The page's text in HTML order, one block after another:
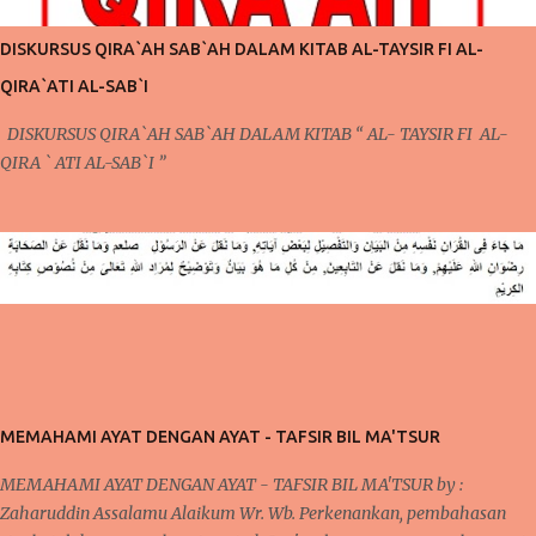
pola pikir yang harus dilakukan setiap saat karena ada niat ingin
berubah, niat ingin berubah menjadi lebih baik inilah yang akan kita
bicarakan kali ini. Poin Kedua ; Taubat dan Konsisten (Po...
DISKURSUS QIRA`AH SAB`AH DALAM KITAB AL-TAYSIR FI AL-
QIRA`ATI AL-SAB`I
DISKURSUS QIRA`AH SAB`AH DALAM KITAB “ AL- TAYSIR FI AL-
QIRA ` ATI AL-SAB`I ”
MEMAHAMI AYAT DENGAN AYAT - TAFSIR BIL MA'TSUR
MEMAHAMI AYAT DENGAN AYAT - TAFSIR BIL MA'TSUR by :
Zaharuddin Assalamu Alaikum Wr. Wb. Perkenankan, pembahasan